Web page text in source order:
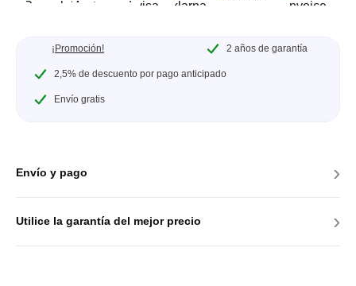
¡Promoción! 2 años de garantía
2,5% de descuento por pago anticipado
Envío gratis
Envío y pago ›
Utilice la garantía del mejor precio ›